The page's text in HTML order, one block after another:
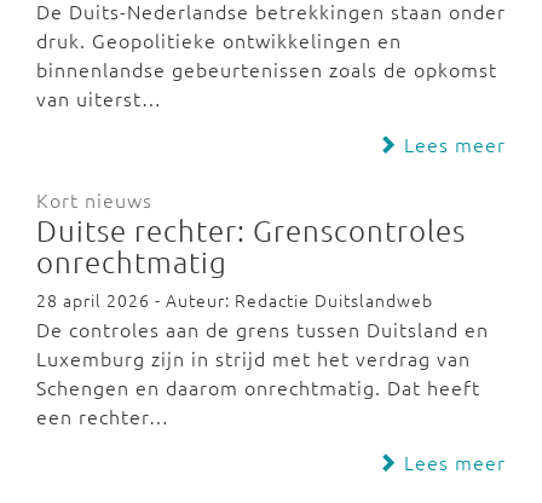
De Duits-Nederlandse betrekkingen staan onder
druk. Geopolitieke ontwikkelingen en
binnenlandse gebeurtenissen zoals de opkomst
van uiterst…
Lees meer
Kort nieuws
Duitse rechter: Grenscontroles
onrechtmatig
28 april 2026 - Auteur: Redactie Duitslandweb
De controles aan de grens tussen Duitsland en
Luxemburg zijn in strijd met het verdrag van
Schengen en daarom onrechtmatig. Dat heeft
een rechter…
Lees meer